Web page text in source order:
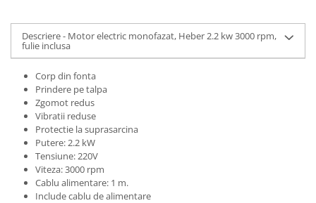
Descriere - Motor electric monofazat, Heber 2.2 kw 3000 rpm,
fulie inclusa
Corp din fonta
Prindere pe talpa
Zgomot redus
Vibratii reduse
Protectie la suprasarcina
Putere: 2.2 kW
Tensiune: 220V
Viteza: 3000 rpm
Cablu alimentare: 1 m.
Include cablu de alimentare